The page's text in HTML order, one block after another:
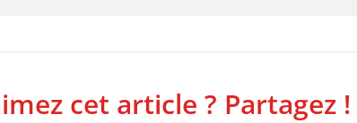
cet article ? Partagez !